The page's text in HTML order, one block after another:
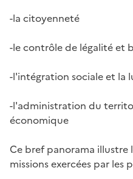
-la citoyenneté
-le contrôle de légalité et
-l'intégration sociale et la
-l'administration du
économique
Ce bref panorama illustre
missions exercées par les